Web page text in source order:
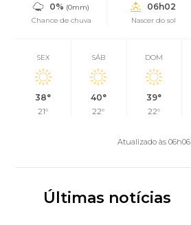
0% (0mm)
Chance de chuva
06h02
Nascer do sol
SEX
38°
21°
SÁB
40°
22°
DOM
39°
22°
Atualizado às 06h06
Últimas notícias